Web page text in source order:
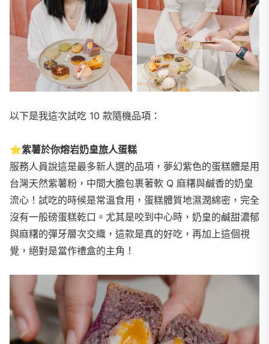
以下是我這次試吃 10 款隨機品項：
⭐紫薯於你熔岩奶皇旅人蛋糕
服務人員說這是最多新人選的品項，夢幻紫色的蛋糕體是用
台灣天然紫薯粉，中間大膽包裹著軟 Q 麻糬與鹹香的奶皇
流心！試吃的時候是常溫食用，蛋糕體質地濕潤綿密，完全
沒有一般磅蛋糕乾口。尤其是咬到中心時，奶皇的鹹甜濃郁
與麻糬的彈牙層次交織，這款是真的好吃，再加上這個視
覺，絕對是當作禮盒的主角！